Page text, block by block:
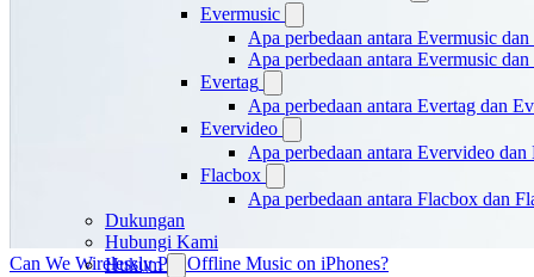
Evermusic
Apa perbedaan antara Evermusic
Apa perbedaan antara Evermusic
Evertag
Apa perbedaan antara Evertag dan
Evervideo
Apa perbedaan antara Evervideo
Flacbox
Apa perbedaan antara Flacbox dan
Dukungan
Hubungi Kami
Hukum
Can We Wirelessly Put Offline Music on iPhones?